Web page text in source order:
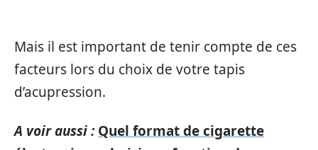
Mais il est important de tenir compte de ces
facteurs lors du choix de votre tapis
d’acupression.
A voir aussi : Quel format de cigarette